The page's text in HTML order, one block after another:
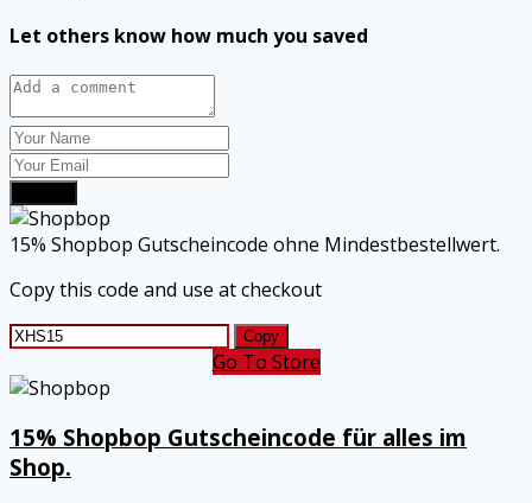
Let others know how much you saved
15% Shopbop Gutscheincode ohne Mindestbestellwert.
Copy this code and use at checkout
Copy
Go To Store
15% Shopbop Gutscheincode für alles im
Shop.